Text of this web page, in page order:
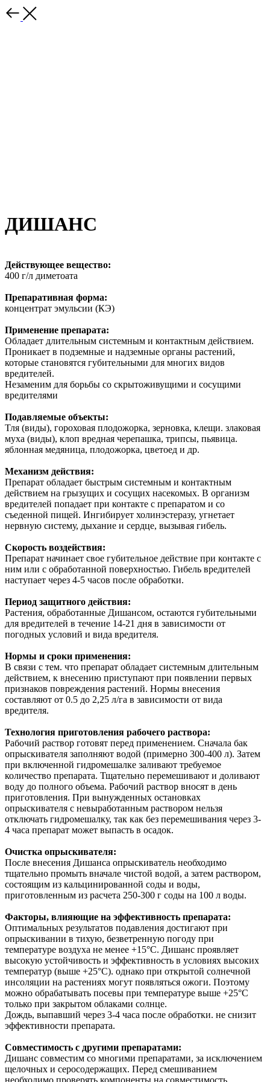
ДИШАНС
Действующее вещество:
400 г/л диметоата
Препаративная форма:
концентрат эмульсии (КЭ)
Применение препарата:
Обладает длительным системным и контактным действием.
Проникает в подземные и надземные органы растений,
которые становятся губительными для многих видов
вредителей.
Незаменим для борьбы со скрытоживущими и сосущими
вредителями
Подавляемые объекты:
Тля (виды), гороховая плодожорка, зерновка, клещи. злаковая
муха (виды), клоп вредная черепашка, трипсы, пьявица.
яблонная медяница, плодожорка, цветоед и др.
Механизм действия:
Препарат обладает быстрым системным и контактным
действием на грызущих и сосущих насекомых. В организм
вредителей попадает при контакте с препаратом и со
съеденной пищей. Ингибирует холинэстеразу, угнетает
нервную систему, дыхание и сердце, вызывая гибель.
Скорость воздействия:
Препарат начинает свое губительное действие при контакте с
ним или с обработанной поверхностью. Гибель вредителей
наступает через 4-5 часов после обработки.
Период защитного действия:
Растения, обработанные Дишансом, остаются губительными
для вредителей в течение 14-21 дня в зависимости от
погодных условий и вида вредителя.
Нормы и сроки применения:
В связи с тем. что препарат обладает системным длительным
действием, к внесению приступают при появлении первых
признаков повреждения растений. Нормы внесения
составляют от 0.5 до 2,25 л/га в зависимости от вида
вредителя.
Технология приготовления рабочего раствора:
Рабочий раствор готовят перед применением. Сначала бак
опрыскивателя заполняют водой (примерно 300-400 л). Затем
при включенной гидромешалке заливают требуемое
количество препарата. Тщательно перемешивают и доливают
воду до полного объема. Рабочий раствор вносят в день
приготовления. При вынужденных остановках
опрыскивателя с невыработанным раствором нельзя
отключать гидромешалку, так как без перемешивания через 3-
4 часа препарат может выпасть в осадок.
Очистка опрыскивателя:
После внесения Дишанса опрыскиватель необходимо
тщательно промыть вначале чистой водой, а затем раствором,
состоящим из кальцинированной соды и воды,
приготовленным из расчета 250-300 г соды на 100 л воды.
Факторы, влияющие на эффективность препарата:
Оптимальных результатов подавления достигают при
опрыскивании в тихую, безветренную погоду при
температуре воздуха не менее +15°С. Дишанс проявляет
высокую устойчивость и эффективность в условиях высоких
температур (выше +25°С). однако при открытой солнечной
инсоляции на растениях могут появляться ожоги. Поэтому
можно обрабатывать посевы при температуре выше +25°С
только при закрытом облаками солнце.
Дождь, выпавший через 3-4 часа после обработки. не снизит
эффективности препарата.
Совместимость с другими препаратами:
Дишанс совместим со многими препаратами, за исключением
щелочных и серосодержащих. Перед смешиванием
необходимо проверять компоненты на совместимость.